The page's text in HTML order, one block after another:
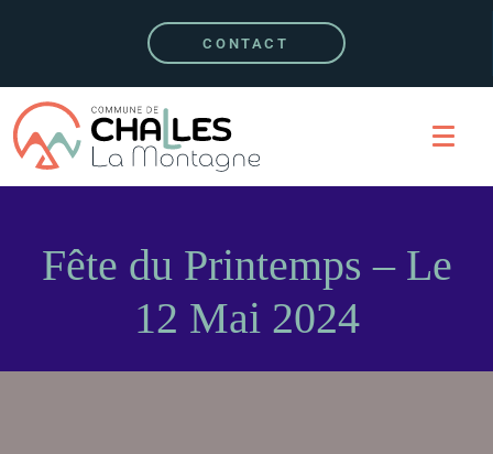
CONTACT
Fête du Printemps – Le
12 Mai 2024